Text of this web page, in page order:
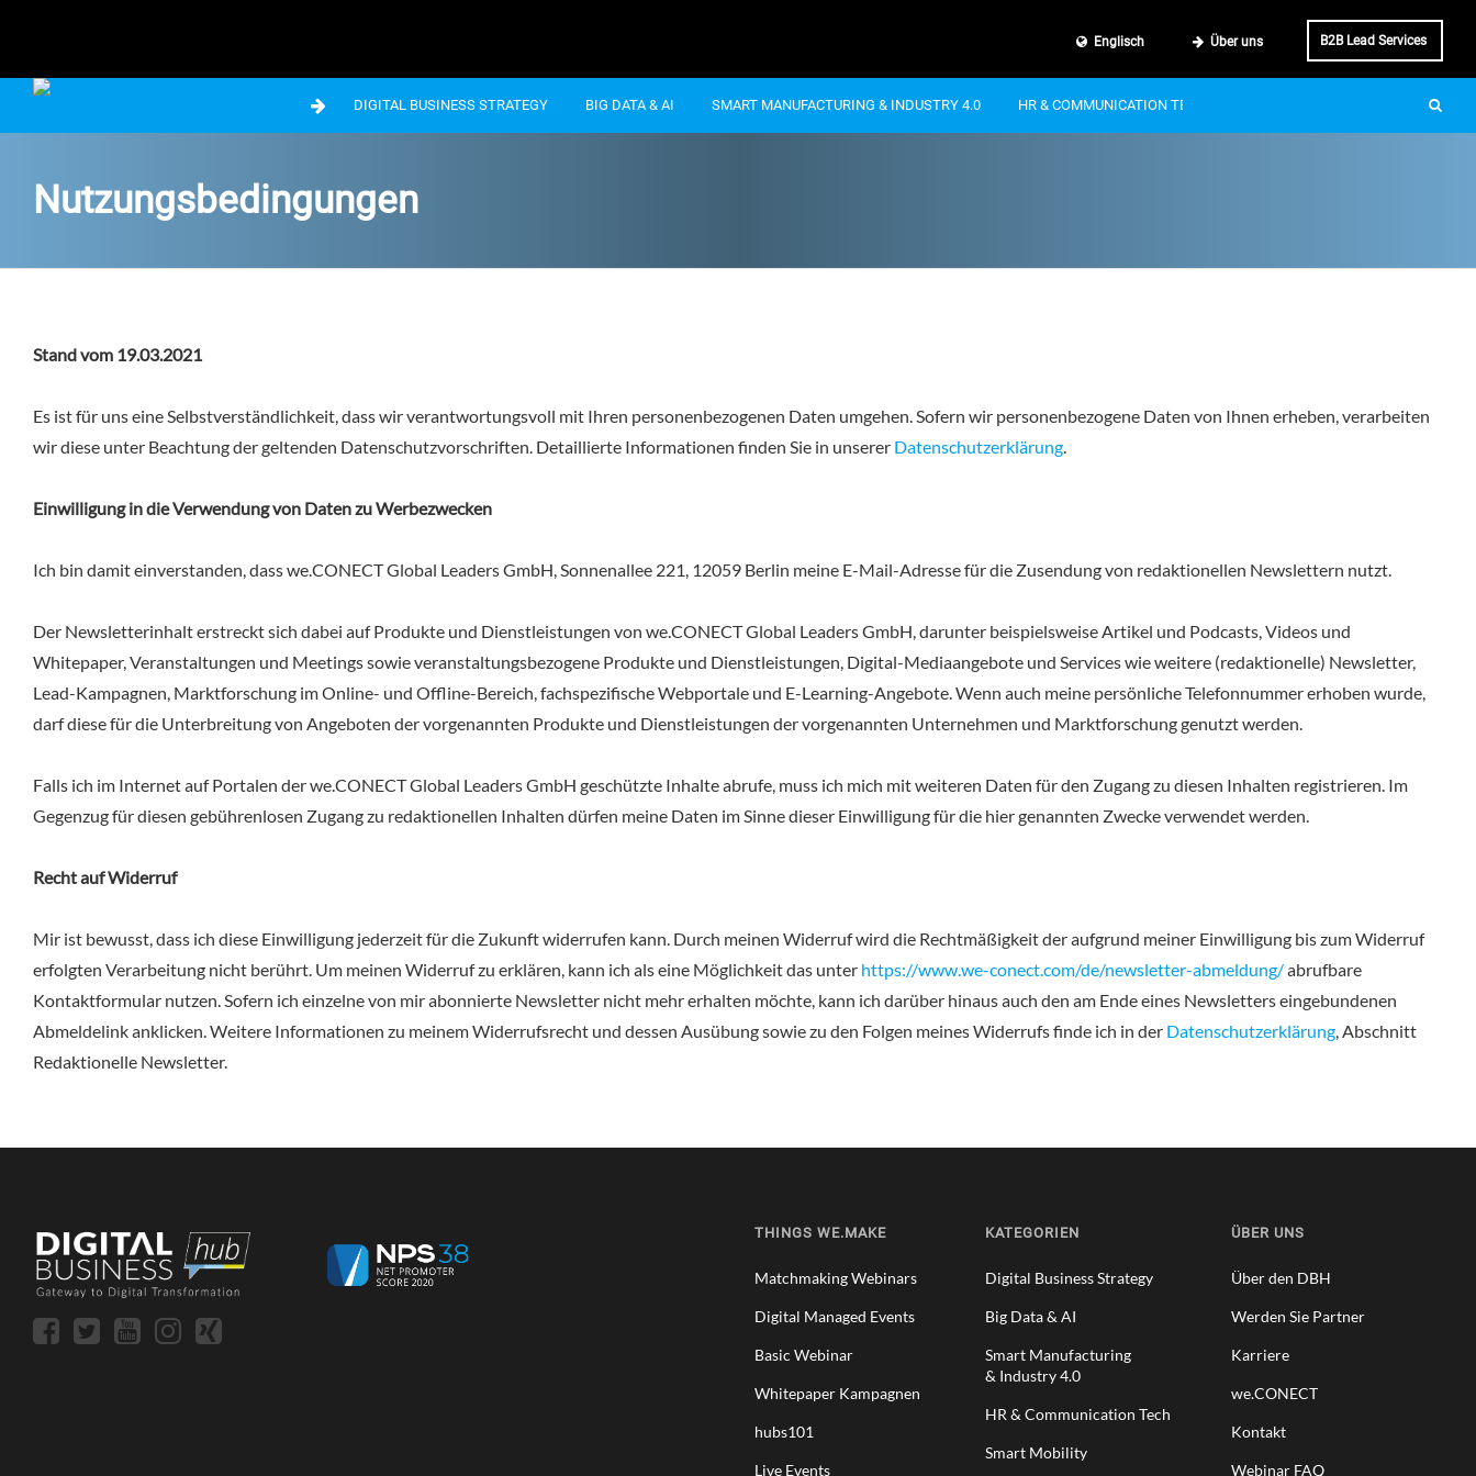
Englisch Über uns B2B Lead Services
DIGITAL BUSINESS STRATEGY BIG DATA & AI SMART MANUFACTURING & INDUSTRY 4.0 HR & COMMUNICATION TECH IT &
Nutzungsbedingungen
Stand vom 19.03.2021
Es ist für uns eine Selbstverständlichkeit, dass wir verantwortungsvoll mit Ihren personenbezogenen Daten umgehen. Sofern wir personenbezogene Daten von Ihnen erheben, verarbeiten
wir diese unter Beachtung der geltenden Datenschutzvorschriften. Detaillierte Informationen finden Sie in unserer Datenschutzerklärung.
Einwilligung in die Verwendung von Daten zu Werbezwecken
Ich bin damit einverstanden, dass we.CONECT Global Leaders GmbH, Sonnenallee 221, 12059 Berlin meine E-Mail-Adresse für die Zusendung von redaktionellen Newslettern nutzt.
Der Newsletterinhalt erstreckt sich dabei auf Produkte und Dienstleistungen von we.CONECT Global Leaders GmbH, darunter beispielsweise Artikel und Podcasts, Videos und
Whitepaper, Veranstaltungen und Meetings sowie veranstaltungsbezogene Produkte und Dienstleistungen, Digital-Mediaangebote und Services wie weitere (redaktionelle) Newsletter,
Lead-Kampagnen, Marktforschung im Online- und Offline-Bereich, fachspezifische Webportale und E-Learning-Angebote. Wenn auch meine persönliche Telefonnummer erhoben wurde,
darf diese für die Unterbreitung von Angeboten der vorgenannten Produkte und Dienstleistungen der vorgenannten Unternehmen und Marktforschung genutzt werden.
Falls ich im Internet auf Portalen der we.CONECT Global Leaders GmbH geschützte Inhalte abrufe, muss ich mich mit weiteren Daten für den Zugang zu diesen Inhalten registrieren. Im
Gegenzug für diesen gebührenlosen Zugang zu redaktionellen Inhalten dürfen meine Daten im Sinne dieser Einwilligung für die hier genannten Zwecke verwendet werden.
Recht auf Widerruf
Mir ist bewusst, dass ich diese Einwilligung jederzeit für die Zukunft widerrufen kann. Durch meinen Widerruf wird die Rechtmäßigkeit der aufgrund meiner Einwilligung bis zum Widerruf
erfolgten Verarbeitung nicht berührt. Um meinen Widerruf zu erklären, kann ich als eine Möglichkeit das unter https://www.we-conect.com/de/newsletter-abmeldung/abrufbare
Kontaktformular nutzen. Sofern ich einzelne von mir abonnierte Newsletter nicht mehr erhalten möchte, kann ich darüber hinaus auch den am Ende eines Newsletters eingebundenen
Abmeldelink anklicken. Weitere Informationen zu meinem Widerrufsrecht und dessen Ausübung sowie zu den Folgen meines Widerrufs finde ich in der Datenschutzerklärung, Abschnitt
Redaktionelle Newsletter.
THINGS WE.MAKE
Matchmaking Webinars
Digital Managed Events
Basic Webinar
Whitepaper Kampagnen
hubs101
Live Events
KATEGORIEN
Digital Business Strategy
Big Data & AI
Smart Manufacturing
& Industry 4.0
HR & Communication Tech
Smart Mobility
ÜBER UNS
Über den DBH
Werden Sie Partner
Karriere
we.CONECT
Kontakt
Webinar FAQ